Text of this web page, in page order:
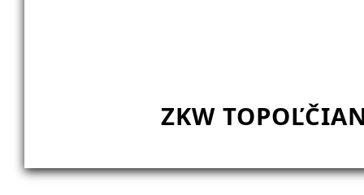
ZKW